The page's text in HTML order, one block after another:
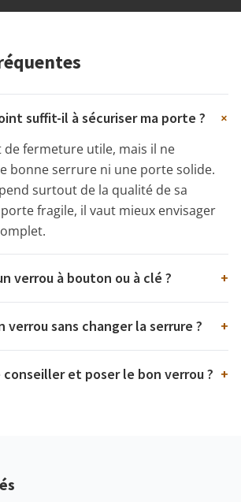
suffit-il à sécuriser ma porte ? +
fermeture utile, mais il ne
bonne serrure ni une porte solide.
surtout de la qualité de sa
fragile, il vaut mieux envisager
verrou à bouton ou à clé ? +
verrou sans changer la serrure ? +
conseiller et poser le bon verrou ? +